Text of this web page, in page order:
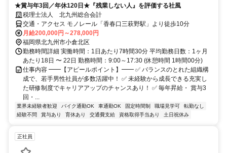
★賞与年3回／年休120日★『残業しない人』を評価する社風
税理士法人 北九州総合会計
交通・アクセス モノレール「香春口三萩野駅」より徒歩10分
月給200,000円～278,000円
福岡県北九州市小倉北区
勤務時間詳細 実働時間：1日あたり7時間30分 平均勤務日数：1ヶ月
あたり18日 〜 22日 勤務時間：9:00～17:30 (休憩時間 1時間00分)
仕事内容 ━━【アピールポイント】━━ ✅ バランスのとれた組織構
成で、若手男性社員が多数活躍中！ ✅ 未経験から成長できる充実し
た研修制度でキャリアアップのチャンスあり！ ✅ 毎年昇給・ 賞与3
回・...
業界未経験者歓迎 バイク通勤OK 車通勤OK 固定時間制 職場見学可
転勤なし
経験不問
賞与あり 育休あり 交通費支給 資格取得手当あり 土日祝休み
正社員